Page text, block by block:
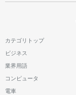
カテゴリトップ
ビジネス
業界用語
コンピュータ
電車